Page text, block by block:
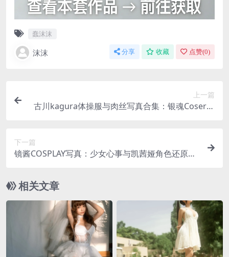
蠢沫沫
沫沫 分享 收藏 点赞(0)
上一篇
古川kagura体操服与肉丝写真合集：银魂Coser的
下一篇
镜酱COSPLAY写真：少女心事与凯茜娅角色还原，
相关文章